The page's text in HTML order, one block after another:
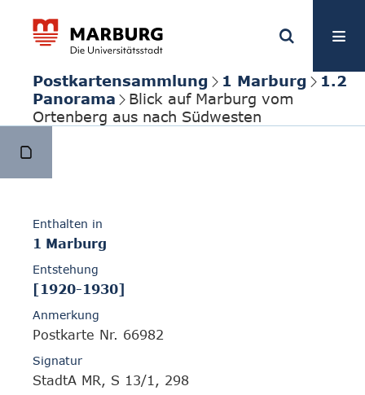
Postkartensammlung 1 Marburg
1.2
Panorama
Blick auf Marburg vom
Ortenberg aus nach Südwesten
Enthalten in
1 Marburg
Entstehung
[1920-1930]
Anmerkung
Postkarte Nr. 66982
Signatur
StadtA MR, S 13/1, 298